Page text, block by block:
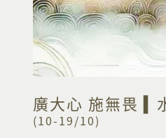
廣大心 施無畏 ▍
(10-19/10)